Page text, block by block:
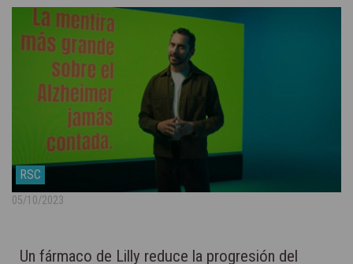
RSC
05/10/2023
Un fármaco de Lilly reduce la progresión del